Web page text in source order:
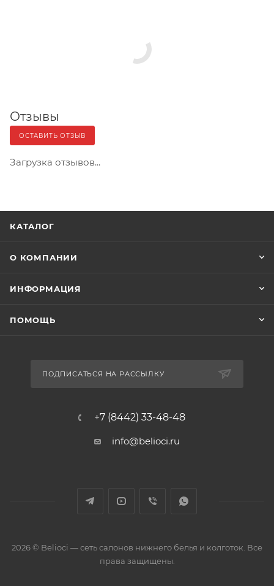
Отзывы
ОСТАВИТЬ ОТЗЫВ
Загрузка отзывов...
КАТАЛОГ
О КОМПАНИИ
ИНФОРМАЦИЯ
ПОМОЩЬ
ПОДПИСАТЬСЯ НА РАССЫЛКУ
+7 (8442) 33-48-48
info@belioci.ru
2026 © Belioci — сеть салонов нижнего белья и колготок. Все
права защищены.